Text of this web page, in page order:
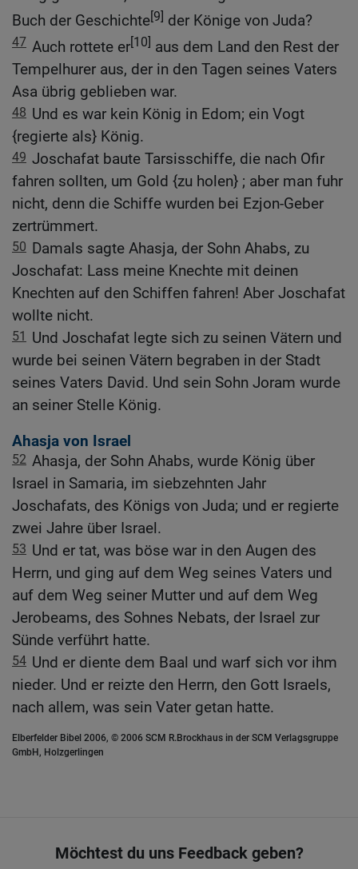
Buch der Geschichte[9] der Könige von Juda?
47 Auch rottete er[10] aus dem Land den Rest der
Tempelhurer aus, der in den Tagen seines Vaters
Asa übrig geblieben war.
48 Und es war kein König in Edom; ein Vogt
{regierte als} König.
49 Joschafat baute Tarsisschiffe, die nach Ofir
fahren sollten, um Gold {zu holen} ; aber man fuhr
nicht, denn die Schiffe wurden bei Ezjon-Geber
zertrümmert.
50 Damals sagte Ahasja, der Sohn Ahabs, zu
Joschafat: Lass meine Knechte mit deinen
Knechten auf den Schiffen fahren! Aber Joschafat
wollte nicht.
51
Und Joschafat legte sich zu seinen Vätern und
wurde bei seinen Vätern begraben in der Stadt
seines Vaters David. Und sein Sohn Joram wurde
an seiner Stelle König.
Ahasja von Israel
52 Ahasja, der Sohn Ahabs, wurde König über
Israel in Samaria, im siebzehnten Jahr
Joschafats, des Königs von Juda; und er regierte
zwei Jahre über Israel.
53 Und er tat, was böse war in den Augen des
Herrn, und ging auf dem Weg seines Vaters und
auf dem Weg seiner Mutter und auf dem Weg
Jerobeams, des Sohnes Nebats, der Israel zur
Sünde verführt hatte.
54 Und er diente dem Baal und warf sich vor ihm
nieder. Und er reizte den Herrn, den Gott Israels,
nach allem, was sein Vater getan hatte.
Elberfelder Bibel 2006, © 2006 SCM R.Brockhaus in der SCM Verlagsgruppe
GmbH, Holzgerlingen
Möchtest du uns Feedback geben?